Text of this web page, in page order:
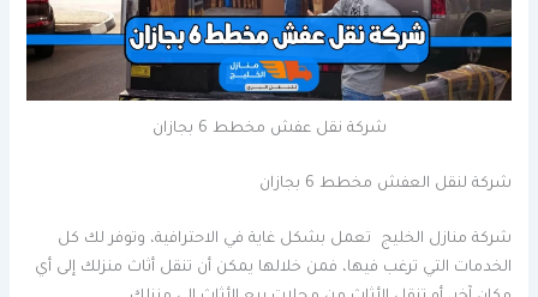
شركة نقل عفش مخطط 6 بجازان
شركة لنقل العفش مخطط 6 بجازان
شركة منازل الخليج تعمل بشكل غاية في الاحترافية، وتوفر لك كل
الخدمات التي ترغب فيها، فمن خلالها يمكن أن تنقل أثاث منزلك إلى أي